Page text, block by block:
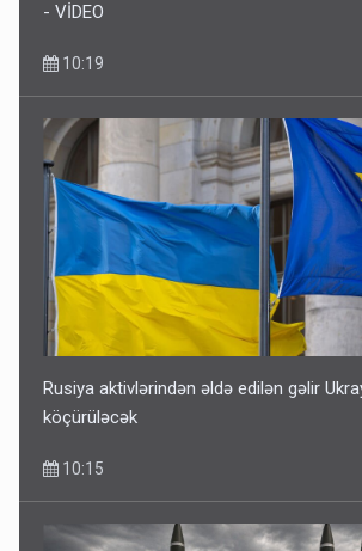
- VİDEO
10:19
Rusiya aktivlərindən əldə edilən gəlir
köçürüləcək
10:15